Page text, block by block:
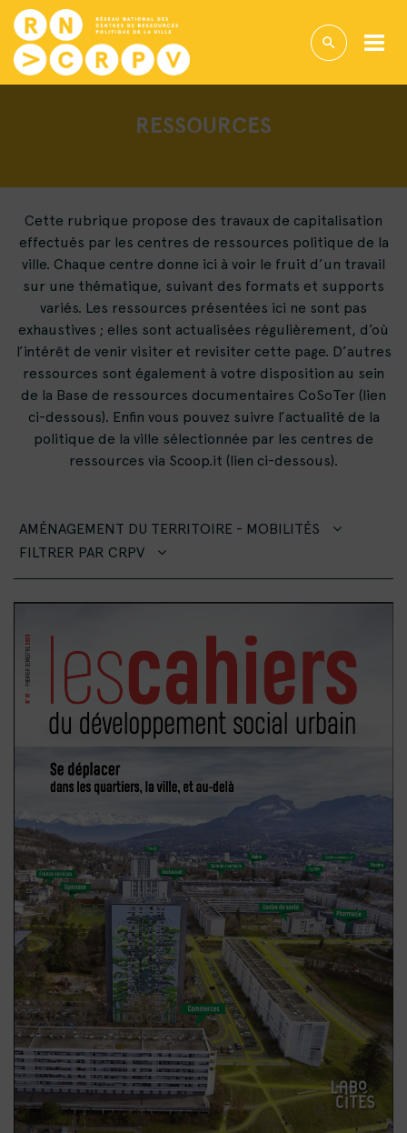
RESSOURCES
Cette rubrique propose des travaux de capitalisation
effectués par les centres de ressources politique de la
ville. Chaque centre donne ici à voir le fruit d’un travail
sur une thématique, suivant des formats et supports
variés. Les ressources présentées ici ne sont pas
exhaustives ; elles sont actualisées régulièrement, d’où
l’intérêt de venir visiter et revisiter cette page. D’autres
ressources sont également à votre disposition au sein
de la Base de ressources documentaires CoSoTer (lien
ci-dessous). Enfin vous pouvez suivre l’actualité de la
politique de la ville sélectionnée par les centres de
ressources via Scoop.it (lien ci-dessous).
AMÉNAGEMENT DU TERRITOIRE - MOBILITÉS
FILTRER PAR CRPV